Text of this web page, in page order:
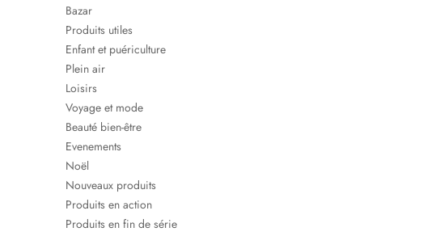
Bazar
Produits utiles
Enfant et puériculture
Plein air
Loisirs
Voyage et mode
Beauté bien-être
Evenements
Noël
Nouveaux produits
Produits en action
Produits en fin de série